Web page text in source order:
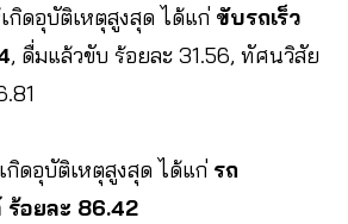
กิดอุบัติเหตุสูงสุด ได้แก่ ขับรถเร็ว
, ดื่มแล้วขับ ร้อยละ 31.56, ทัศนวิสัย
ดอุบัติเหตุสูงสุด ได้แก่ รถ
อยละ 86.42